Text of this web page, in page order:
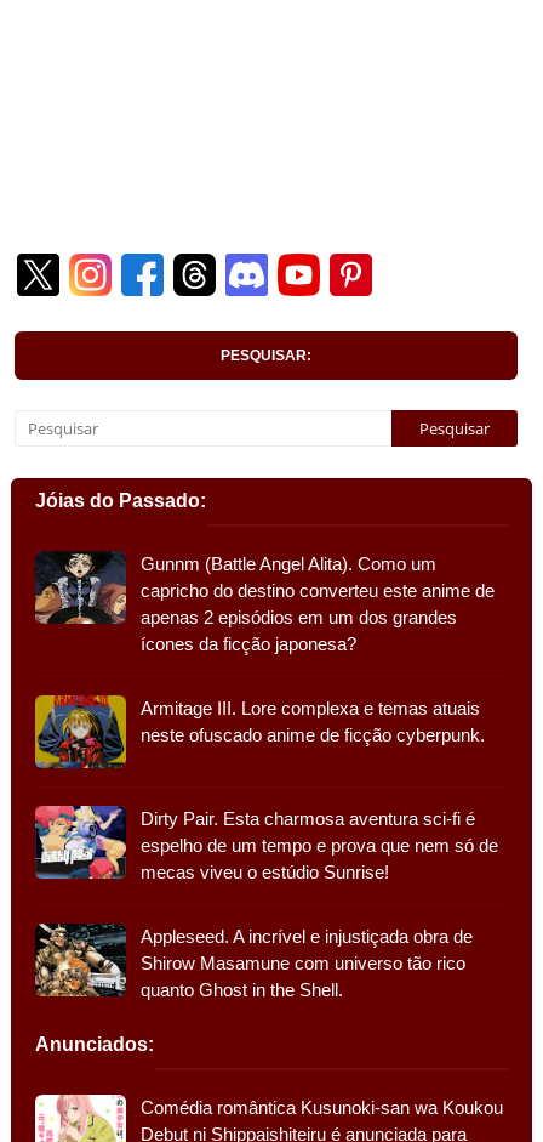
PESQUISAR:
Jóias do Passado:
Gunnm (Battle Angel Alita). Como um
capricho do destino converteu este anime de
apenas 2 episódios em um dos grandes
ícones da ficção japonesa?
Armitage III. Lore complexa e temas atuais
neste ofuscado anime de ficção cyberpunk.
Dirty Pair. Esta charmosa aventura sci-fi é
espelho de um tempo e prova que nem só de
mecas viveu o estúdio Sunrise!
Appleseed. A incrível e injustiçada obra de
Shirow Masamune com universo tão rico
quanto Ghost in the Shell.
Anunciados:
Comédia romântica Kusunoki-san wa Koukou
Debut ni Shippaishiteiru é anunciada para